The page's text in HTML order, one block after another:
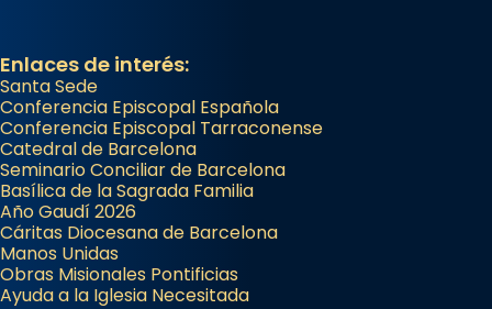
Enlaces de interés:
Santa Sede
Conferencia Episcopal Española
Conferencia Episcopal Tarraconense
Catedral de Barcelona
Seminario Conciliar de Barcelona
Basílica de la Sagrada Familia
Año Gaudí 2026
Cáritas Diocesana de Barcelona
Manos Unidas
Obras Misionales Pontificias
Ayuda a la Iglesia Necesitada